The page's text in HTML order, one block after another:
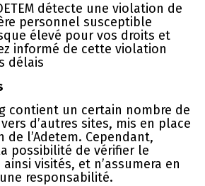
détecte une violation de
personnel susceptible
élevé pour vos droits et
informé de cette violation
délais
contient un certain nombre de
d’autres sites, mis en place
de l’Adetem. Cependant,
possibilité de vérifier le
visités, et n’assumera en
responsabilité.